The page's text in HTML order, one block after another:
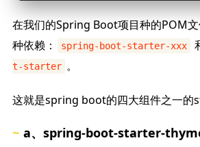
在我们的Spring Boot项目种的POM
种依赖：
spring-boot-starter-xxx
t-starter 。
这就是spring boot的四大组件之一的
a、spring-boot-starter-